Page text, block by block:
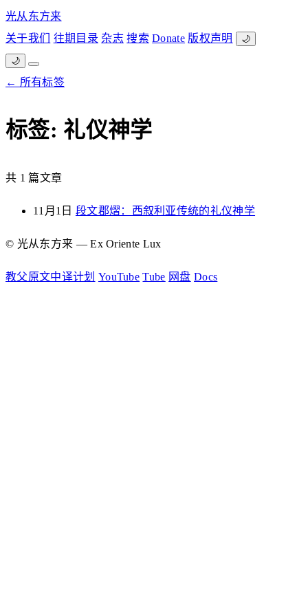
光从东方来
关于我们
往期目录 杂志 搜索 Donate 版权声明 🌙
🌙
← 所有标签
标签: 礼仪神学
共 1 篇文章
11月1日 段文郡熠：西叙利亚传统的礼仪神学
© 光从东方来 — Ex Oriente Lux
教父原文中译计划 YouTube Tube 网盘 Docs